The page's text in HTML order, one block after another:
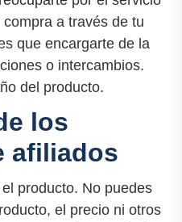
a través de tu
que encargarte de la
o intercambios.
del producto.
los
afiliados
producto. No puedes
el precio ni otros